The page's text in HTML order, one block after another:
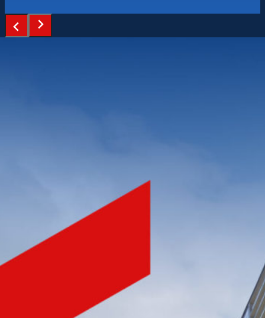
NHÀ PHÁT TRIỂN BẤT ĐỘNG SẢN
CHẤT LƯỢNG HÀNG ĐẦU